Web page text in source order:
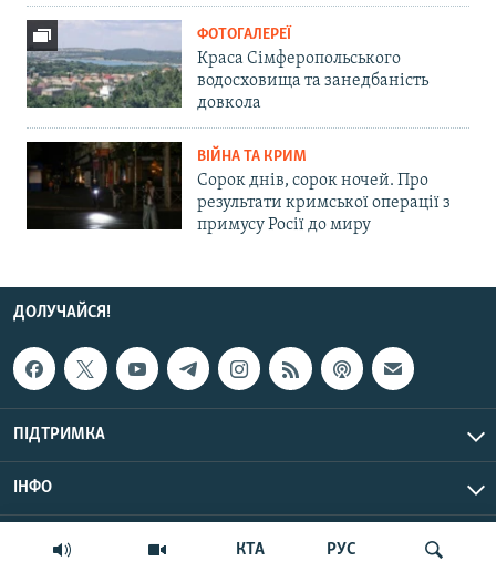
КТА РУС
ФОТОГАЛЕРЕЇ
Краса Сімферопольського
водосховища та занедбаність
довкола
ВІЙНА ТА КРИМ
Сорок днів, сорок ночей. Про
результати кримської операції з
примусу Росії до миру
ДОЛУЧАЙСЯ!
ПІДТРИМКА
ІНФО
© Крим.Реалії, 2026 | Усі права застережено.